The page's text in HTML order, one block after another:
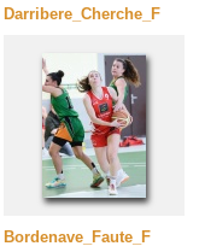
Darribere_Cherche_F
Bordenave_Faute_F